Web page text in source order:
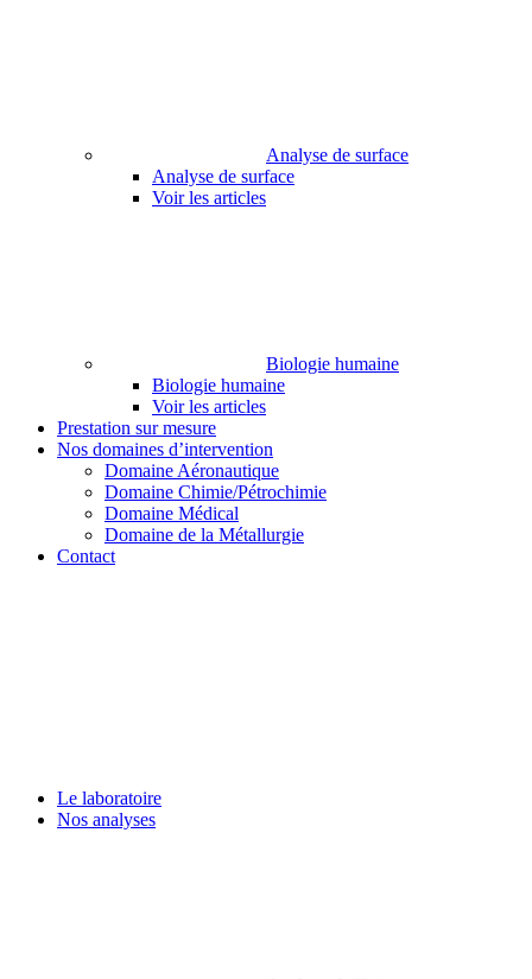
Analyse de surface
Analyse de surface
Voir les articles
Biologie humaine
Biologie humaine
Voir les articles
Prestation sur mesure
Nos domaines d’intervention
Domaine Aéronautique
Domaine Chimie/Pétrochimie
Domaine Médical
Domaine de la Métallurgie
Contact
Le laboratoire
Nos analyses